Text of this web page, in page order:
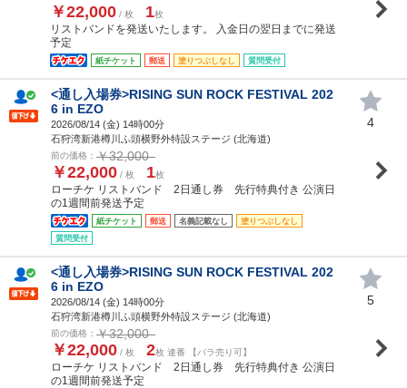
￥22,000 / 枚 1枚
リストバンドを発送いたします。 入金日の翌日までに発送
予定
紙チケット 郵送 塗りつぶしなし 質問受付
<通し入場券>RISING SUN ROCK FESTIVAL 202
6 in EZO
2026/08/14 (金) 14時00分
石狩湾新港樽川ふ頭横野外特設ステージ (北海道)
前の価格： ￥32,000
￥22,000 / 枚 1枚
ローチケ リストバンド 2日通し券 先行特典付き 公演日
の1週間前発送予定
紙チケット 郵送 名義記載なし
塗りつぶしなし
質問受付
4
<通し入場券>RISING SUN ROCK FESTIVAL 202
6 in EZO
2026/08/14 (金) 14時00分
石狩湾新港樽川ふ頭横野外特設ステージ (北海道)
前の価格： ￥32,000
￥22,000 / 枚 2枚 連番 【バラ売り可】
ローチケ リストバンド 2日通し券 先行特典付き 公演日
の1週間前発送予定
5